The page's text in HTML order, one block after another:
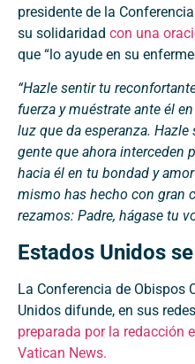
presidente de la
su solidaridad con una
que “lo ayude en su
“Hazle sentir tu
fuerza y muéstrate ante él
luz que da esperanza.
gente que ahora interceden
hacia él en tu bondad y
mismo has hecho con gran
rezamos: Padre, hágase tu
Estados Unidos
La Conferencia de Obispos
Unidos difunde, en sus
preparada por la redacción
Vatican News.